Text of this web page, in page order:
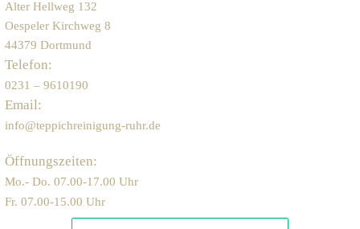
Alter Hellweg 132
Oespeler Kirchweg 8
44379 Dortmund
Telefon:
0231 – 9610190
Email:
info@teppichreinigung-ruhr.de
Öffnungszeiten:
Mo.- Do. 07.00-17.00 Uhr
Fr. 07.00-15.00 Uhr